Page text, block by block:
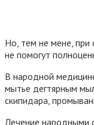
Но, тем не мене, при
не помогут
В народной
мытье дегтярным
скипидара,
Лечение народными